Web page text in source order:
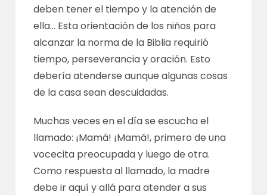
deben tener el tiempo y la atención de
ella… Esta orientación de los niños para
alcanzar la norma de la Biblia requirió
tiempo, perseverancia y oración. Esto
debería atenderse aunque algunas cosas
de la casa sean descuidadas.
Muchas veces en el día se escucha el
llamado: ¡Mamá! ¡Mamá!, primero de una
vocecita preocupada y luego de otra.
Como respuesta al llamado, la madre
debe ir aquí y allá para atender a sus